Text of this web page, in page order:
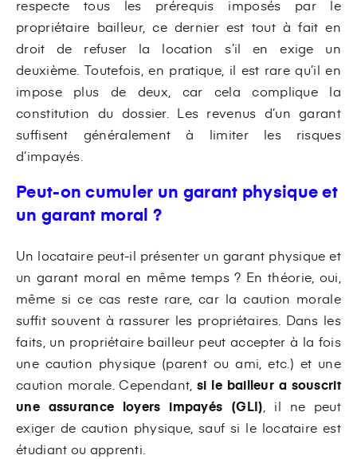
respecte tous les prérequis imposés par le
propriétaire bailleur, ce dernier est tout à fait en
droit de refuser la location s’il en exige un
deuxième. Toutefois, en pratique, il est rare qu’il en
impose plus de deux, car cela complique la
constitution du dossier. Les revenus d’un garant
suffisent généralement à limiter les risques
d’impayés.
Peut-on cumuler un garant physique et
un garant moral ?
Un locataire peut-il présenter un garant physique et
un garant moral en même temps ? En théorie, oui,
même si ce cas reste rare, car la caution morale
suffit souvent à rassurer les propriétaires. Dans les
faits, un propriétaire bailleur peut accepter à la fois
une caution physique (parent ou ami, etc.) et une
caution morale. Cependant,si le bailleur a souscrit
une assurance loyers impayés (GLI) , il ne peut
exiger de caution physique, sauf si le locataire est
étudiant ou apprenti.